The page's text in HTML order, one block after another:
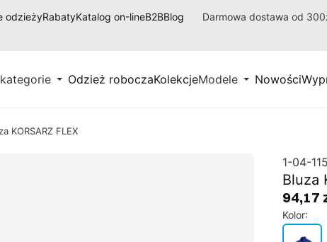
odzieżyRabatyKatalog on-lineB2BBlog Darmowa dostawa od
Odzież roboczaKolekcjeModele Nowości
KORSARZ FLEX
1-04-
Bluza
94,17
Kolor: